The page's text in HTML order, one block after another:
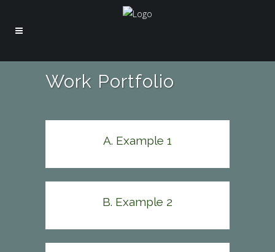
Work Portfolio
A. Example 1
B. Example 2